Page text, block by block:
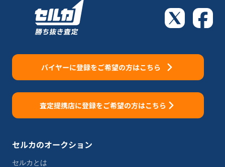
バイヤーに登録をご希望の方はこちら
査定提携店に登録をご希望の方はこちら
セルカのオークション
セルカとは